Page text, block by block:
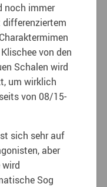
noch immer
differenziertem
von den
Schalen wird
um wirklich
von 08/15-
sich sehr auf
aber
Sog